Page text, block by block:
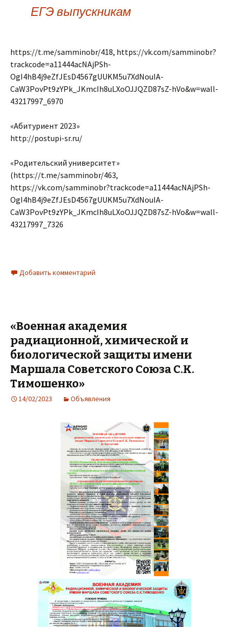
ЕГЭ выпускникам
https://t.me/samminobr/418, https://vk.com/samminobr?
trackcode=a11444acNAjPSh-
OgI4hB4j9eZfJEsD4567gUUKM5u7XdNouIA-
CaW3PovPt9zYPk_JKmcIh8uLXoOJJQZD87sZ-hVo&w=wall-
43217997_6970
«Абитуриент 2023»
http://postupi-sr.ru/
«Родительский университет»
(https://t.me/samminobr/463,
https://vk.com/samminobr?trackcode=a11444acNAjPSh-
OgI4hB4j9eZfJEsD4567gUUKM5u7XdNouIA-
CaW3PovPt9zYPk_JKmcIh8uLXoOJJQZD87sZ-hVo&w=wall-
43217997_7326
Добавить комментарий
«Военная академия
радиационной, химической и
биологической защиты имени
Маршала Советского Союза С.К.
Тимошенко»
14/02/2023 Объявления